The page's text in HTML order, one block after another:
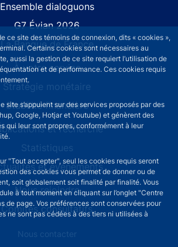
ce site des témoins de connexion, dits « cookies »,
Certains cookies sont nécessaires au
aussi la gestion de ce site requiert l’utilisation de
et de performance. Ces cookies requis
site s’appuient sur des services proposés par des
Google, Hotjar et Youtube) et génèrent des
qui leur sont propres, conformément à leur
"Tout accepter", seul les cookies requis seront
des cookies vous permet de donner ou de
soit globalement soit finalité par finalité. Vous
à tout moment en cliquant sur l’onglet "Centre
de page. Vos préférences sont conservées pour
ne sont pas cédées à des tiers ni utilisées à
Ensemble dialoguons
G7 Évian 2026
La Banque de France
À votre service
Stratégie monétaire
Stabilité financière
et recherche
Statistiques
et événements
Nous rejoindre
Comités consultatifs
menu
Nous contacter